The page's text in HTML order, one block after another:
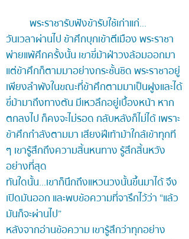
พระราชารับฟังข้ารับใช้เก่าแก่...
วันเวลาผ่านไป ข้าศึกบุกเข้าตีเมือง พระราชา
พ่ายแพ้ศึกครั้งนั้น เขาขี่ม้าฝ่าวงล้อมออกมา
แต่ข้าศึกก็ตามมาอย่างกระชั้นชิด พระราชาอยู่
เพียงลำพังในขณะที่ข้าศึกตามมาเป็นฝูงและได้
ขี่ม้ามาถึงทางตัน มีเหวลึกอยู่เบื้องหน้า หาก
ตกลงไป ก็คงจะไม่รอด กลับหลังก็ไม่ได้ เพราะ
ข้าศึกกำลังตามมา เสียงฝีเท้าม้าใกล้เข้าทุกที
ๆ เขารู้สึกถึงความสิ้นหนทาง รู้สึกสิ้นหวัง
อย่างที่สุด
ทันใดนั้น...เขาก็นึกถึงแหวนวงนั้นขึ้นมาได้ จึง
เปิดมันออก และพบข้อความที่จารึกไว้ว่า “แล้ว
มันก็จะผ่านไป”
หลังจากอ่านข้อความ เขารู้สึกว่าทุกอย่าง